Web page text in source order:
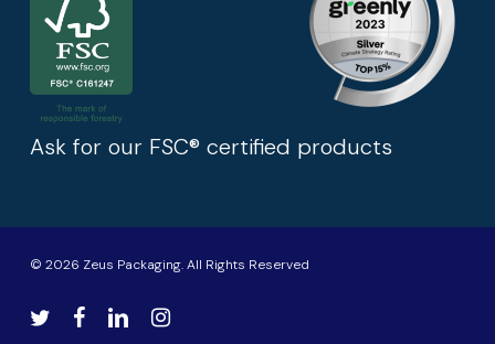
Ask for our FSC® certified products
© 2026 Zeus Packaging. All Rights Reserved
twitter facebooklinkedininstagram